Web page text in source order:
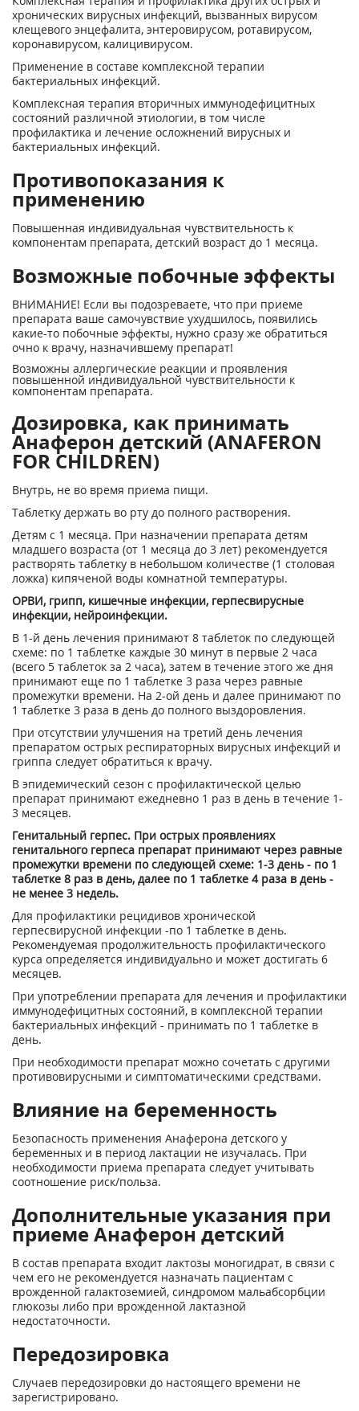
хронических вирусных инфекций, вызванных вирусом
клещевого энцефалита, энтеровирусом, ротавирусом,
коронавирусом, калицивирусом.
Применение в составе комплексной терапии
бактериальных инфекций.
Комплексная терапия вторичных иммунодефицитных
состояний различной этиологии, в том числе
профилактика и лечение осложнений вирусных и
бактериальных инфекций.
Противопоказания к
применению
Повышенная индивидуальная чувствительность к
компонентам препарата, детский возраст до 1 месяца.
Возможные побочные эффекты
ВНИМАНИЕ! Если вы подозреваете, что при приеме
препарата ваше самочувствие ухудшилось, появились
какие-то побочные эффекты, нужно сразу же обратиться
очно к врачу, назначившему препарат!
Возможны аллергические реакции и проявления
повышенной индивидуальной чувствительности к
компонентам препарата.
Дозировка, как принимать
Анаферон детский (ANAFERON
FOR CHILDREN)
Внутрь, не во время приема пищи.
Таблетку держать во рту до полного растворения.
Детям с 1 месяца. При назначении препарата детям
младшего возраста (от 1 месяца до 3 лет) рекомендуется
растворять таблетку в небольшом количестве (1 столовая
ложка) кипяченой воды комнатной температуры.
ОРВИ, грипп, кишечные инфекции, герпесвирусные
инфекции, нейроинфекции.
В 1-й день лечения принимают 8 таблеток по следующей
схеме: по 1 таблетке каждые 30 минут в первые 2 часа
(всего 5 таблеток за 2 часа), затем в течение этого же дня
принимают еще по 1 таблетке 3 раза через равные
промежутки времени. На 2-ой день и далее принимают по
1 таблетке 3 раза в день до полного выздоровления.
При отсутствии улучшения на третий день лечения
препаратом острых респираторных вирусных инфекций и
гриппа следует обратиться к врачу.
В эпидемический сезон с профилактической целью
препарат принимают ежедневно 1 раз в день в течение 1-
3 месяцев.
Генитальный герпес. При острых проявлениях
генитального герпеса препарат принимают через равные
промежутки времени по следующей схеме: 1-3 день - по 1
таблетке 8 раз в день, далее по 1 таблетке 4 раза в день -
не менее 3 недель.
Для профилактики рецидивов хронической
герпесвирусной инфекции -по 1 таблетке в день.
Рекомендуемая продолжительность профилактического
курса определяется индивидуально и может достигать 6
месяцев.
При употреблении препарата для лечения и профилактики
иммунодефицитных состояний, в комплексной терапии
бактериальных инфекций - принимать по 1 таблетке в
день.
При необходимости препарат можно сочетать с другими
противовирусными и симптоматическими средствами.
Влияние на беременность
Безопасность применения Анаферона детского у
беременных и в период лактации не изучалась. При
необходимости приема препарата следует учитывать
соотношение риск/польза.
Дополнительные указания при
приеме Анаферон детский
В состав препарата входит лактозы моногидрат, в связи с
чем его не рекомендуется назначать пациентам с
врожденной галактоземией, синдромом мальабсорбции
глюкозы либо при врожденной лактазной
недостаточности.
Передозировка
Случаев передозировки до настоящего времени не
зарегистрировано.